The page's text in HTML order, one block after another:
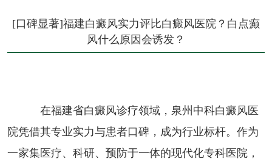
[口碑显著]福建白癜风实力评比白癜风医院？白点癫
风什么原因会诱发？
在福建省白癜风诊疗领域，泉州中科白癜风医
院凭借其专业实力与患者口碑，成为行业标杆。作为
一家集医疗、科研、预防于一体的现代化专科医院，